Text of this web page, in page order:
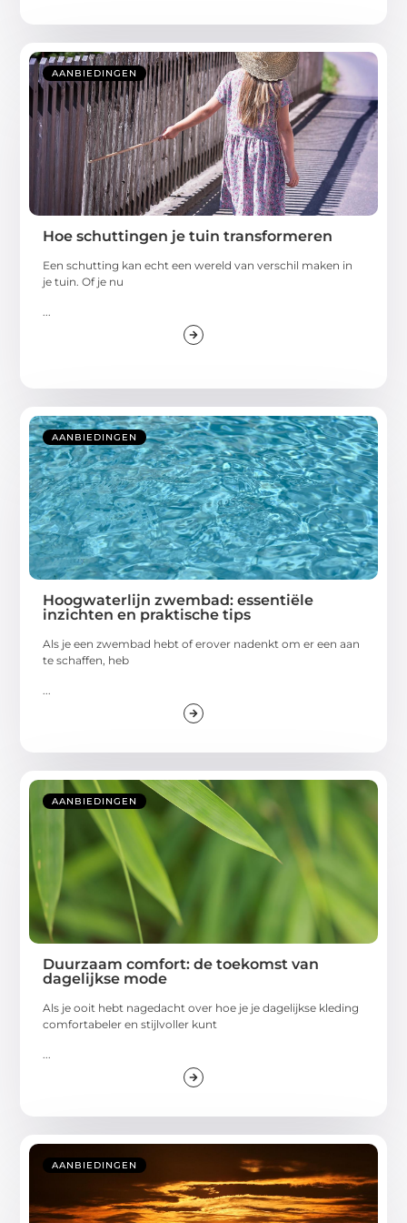
AANBIEDINGEN
Hoe schuttingen je tuin transformeren
Een schutting kan echt een wereld van verschil maken in
je tuin. Of je nu
AANBIEDINGEN
Hoogwaterlijn zwembad: essentiële
inzichten en praktische tips
Als je een zwembad hebt of erover nadenkt om er een aan
te schaffen, heb
AANBIEDINGEN
Duurzaam comfort: de toekomst van
dagelijkse mode
Als je ooit hebt nagedacht over hoe je je dagelijkse kleding
comfortabeler en stijlvoller kunt
AANBIEDINGEN